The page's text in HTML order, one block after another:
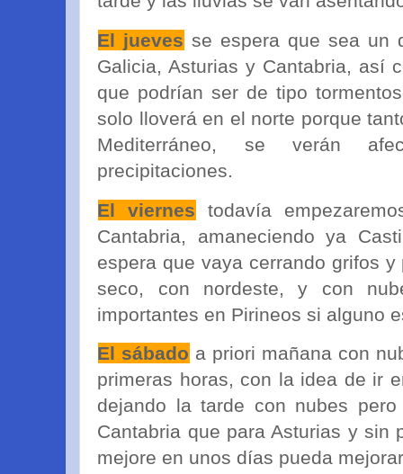
El jueves se espera que sea
Galicia, Asturias y Cantabria, así
que podrían ser de tipo
solo lloverá en el norte porque
Mediterráneo, se verán
precipitaciones.
El viernes todavía
Cantabria, amaneciendo ya
espera que vaya cerrando grifos
seco, con nordeste, y con
importantes en Pirineos si alguno
El sábado a priori mañana con
primeras horas, con la idea de ir
dejando la tarde con nubes
Cantabria que para Asturias y sin
mejore en unos días pueda